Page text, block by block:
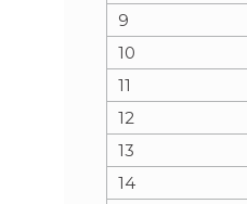
9
10
11
12
13
14